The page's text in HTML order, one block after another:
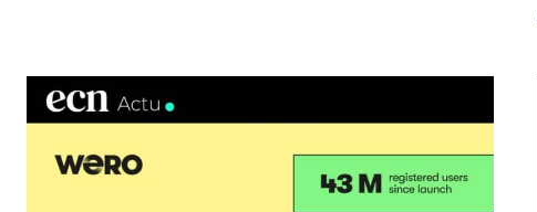
ET
PAYPAL
UNISSENT
FORCES